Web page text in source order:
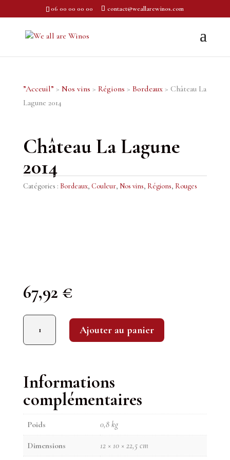
06 00 00 00 00 contact@weallarewinos.com
”Acceuil” > Nos vins > Régions > Bordeaux> Château La
Lagune 2014
Château La Lagune
2014
Catégories : Bordeaux, Couleur, Nos vins, Régions, Rouges
67,92 €
quantité de Château La Lagune 2014
Ajouter au panier
Informations
complémentaires
Poids 0,8 kg
Dimensions 12 × 10 × 22,5 cm